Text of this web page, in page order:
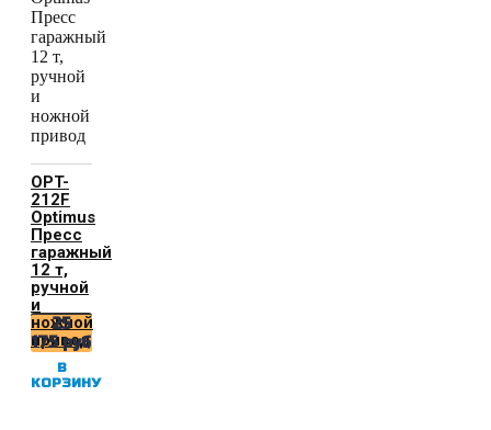
OPT-
212F
Optimus
Пресс
гаражный
12 т,
ручной
и
ножной
привод
25
175руб
В
КОРЗИНУ